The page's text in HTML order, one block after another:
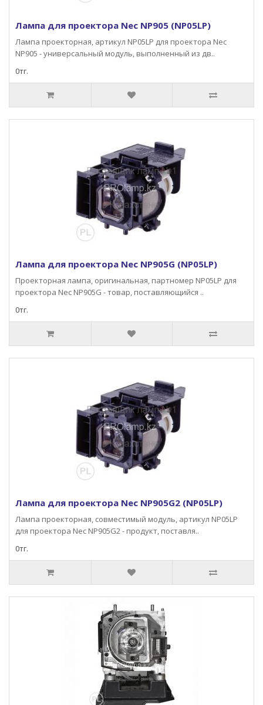
Лампа для проектора Nec NP905 (NP05LP)
Лампа проекторная, артикул NP05LP для проектора Nec
NP905 - универсальный модуль, выполненный из дв..
0тг.
Лампа для проектора Nec NP905G (NP05LP)
Проекторная лампа, оригинальная, партномер NP05LP для
проектора Nec NP905G - товар, поставляющийся ..
0тг.
Лампа для проектора Nec NP905G2 (NP05LP)
Лампа проекторная, совместимый модуль, артикул NP05LP
для проектора Nec NP905G2 - продукт, поставля..
0тг.